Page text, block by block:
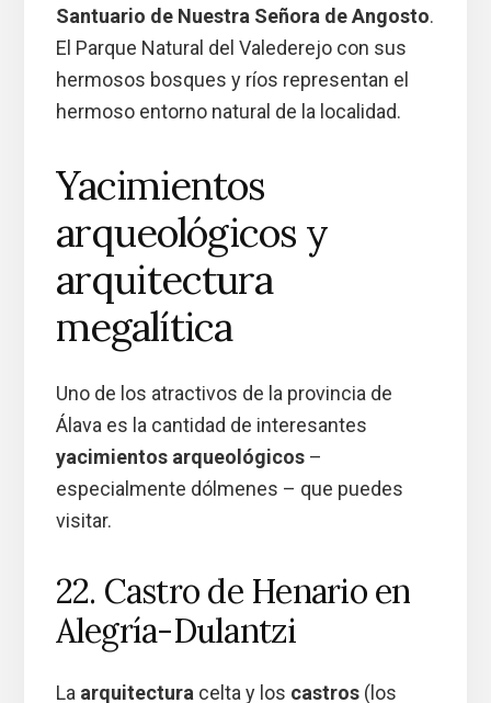
Santuario de Nuestra Señora de Angosto.
El Parque Natural del Valederejo con sus
hermosos bosques y ríos representan el
hermoso entorno natural de la localidad.
Yacimientos
arqueológicos y
arquitectura
megalítica
Uno de los atractivos de la provincia de
Álava es la cantidad de interesantes
yacimientos arqueológicos–
especialmente dólmenes – que puedes
visitar.
22. Castro de Henario en
Alegría-Dulantzi
La arquitecturacelta y los castros(los